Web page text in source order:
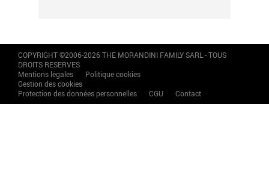
COPYRIGHT ©2006-2026 THE MORANDINI FAMILY SARL - TOUS
DROITS RESERVES
Mentions légales
Politique cookies
Gestion des cookies
Protection des données personnelles
CGU Contact